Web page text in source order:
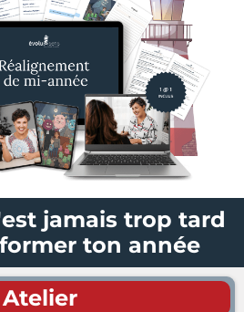
jamais trop tard
ton année
Atelier